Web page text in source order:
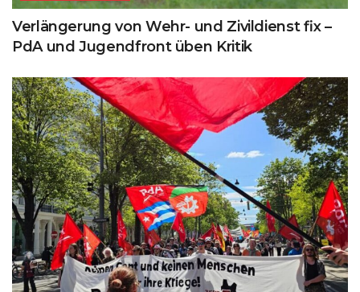
Verlängerung von Wehr- und Zivildienst fix –
PdA und Jugendfront üben Kritik